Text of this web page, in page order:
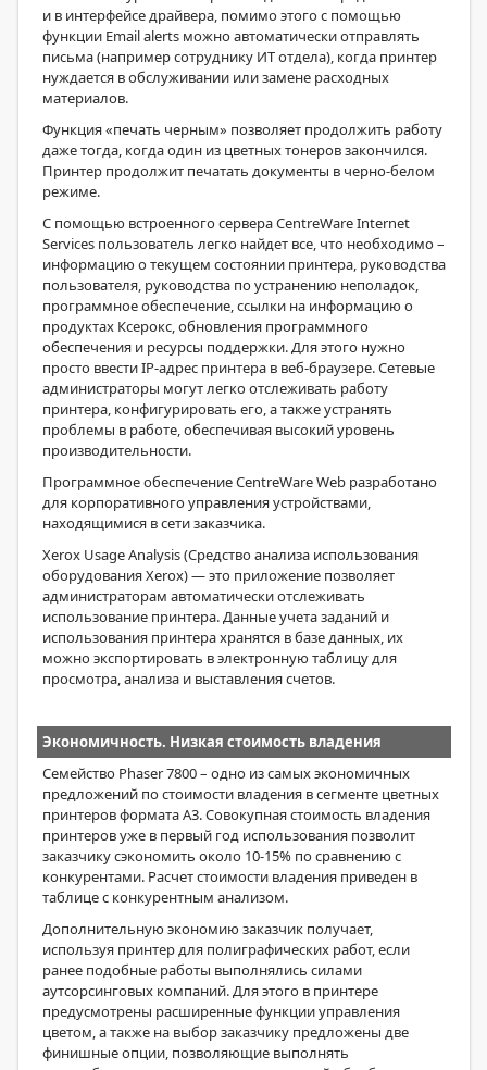
и в интерфейсе драйвера, помимо этого с помощью
функции Email alerts можно автоматически отправлять
письма (например сотруднику ИТ отдела), когда принтер
нуждается в обслуживании или замене расходных
материалов.
Функция «печать черным» позволяет продолжить работу
даже тогда, когда один из цветных тонеров закончился.
Принтер продолжит печатать документы в черно-белом
режиме.
С помощью встроенного сервера CentreWare Internet
Services пользователь легко найдет все, что необходимо –
информацию о текущем состоянии принтера, руководства
пользователя, руководства по устранению неполадок,
программное обеспечение, ссылки на информацию о
продуктах Ксерокс, обновления программного
обеспечения и ресурсы поддержки. Для этого нужно
просто ввести IP-адрес принтера в веб-браузере. Сетевые
администраторы могут легко отслеживать работу
принтера, конфигурировать его, а также устранять
проблемы в работе, обеспечивая высокий уровень
производительности.
Программное обеспечение CentreWare Web разработано
для корпоративного управления устройствами,
находящимися в сети заказчика.
Xerox Usage Analysis (Средство анализа использования
оборудования Xerox) — это приложение позволяет
администраторам автоматически отслеживать
использование принтера. Данные учета заданий и
использования принтера хранятся в базе данных, их
можно экспортировать в электронную таблицу для
просмотра, анализа и выставления счетов.
Экономичность. Низкая стоимость владения
Семейство Phaser 7800 – одно из самых экономичных
предложений по стоимости владения в сегменте цветных
принтеров формата А3. Совокупная стоимость владения
принтеров уже в первый год использования позволит
заказчику сэкономить около 10-15% по сравнению с
конкурентами. Расчет стоимости владения приведен в
таблице с конкурентным анализом.
Дополнительную экономию заказчик получает,
используя принтер для полиграфических работ, если
ранее подобные работы выполнялись силами
аутсорсинговых компаний. Для этого в принтере
предусмотрены расширенные функции управления
цветом, а также на выбор заказчику предложены две
финишные опции, позволяющие выполнять